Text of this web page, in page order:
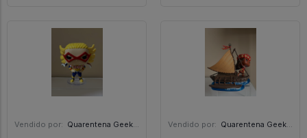
Vendido por: Quarentena Geek Store - SP Vendido por: Quarentena Geek Store - SP